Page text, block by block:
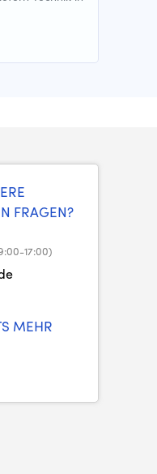
FRAGEN?
17:00)
MEHR